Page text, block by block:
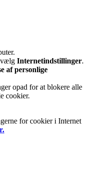
Internetindstillinger.
af personlige
opad for at blokere alle
cookier.
for cookier i Internet